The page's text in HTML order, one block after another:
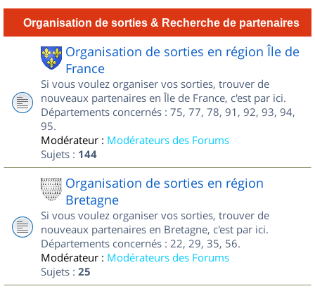
Organisation de sorties & Recherche de partenaires
Organisation de sorties en région Île de
France
Si vous voulez organiser vos sorties, trouver de
nouveaux partenaires en Île de France, c'est par ici.
Départements concernés : 75, 77, 78, 91, 92, 93, 94,
95.
Modérateur : Modérateurs des Forums
Sujets : 144
Organisation de sorties en région
Bretagne
Si vous voulez organiser vos sorties, trouver de
nouveaux partenaires en Bretagne, c'est par ici.
Départements concernés : 22, 29, 35, 56.
Modérateur : Modérateurs des Forums
Sujets : 25